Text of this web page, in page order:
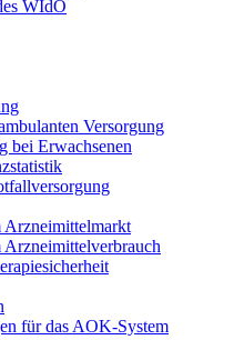
WIdO
Versorgung
bei Erwachsenen
Arzneimittelmarkt
Arzneimittelverbrauch
für das AOK-System